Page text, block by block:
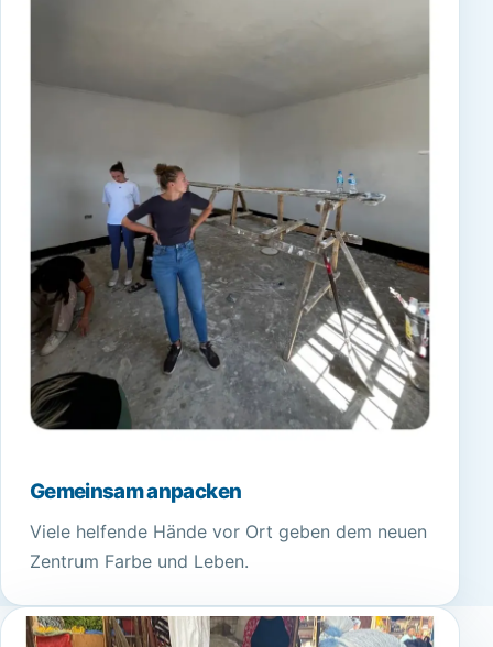
Gemeinsam anpacken
Viele helfende Hände vor Ort geben dem neuen
Zentrum Farbe und Leben.